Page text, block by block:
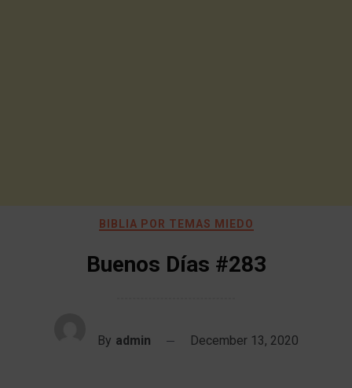
BIBLIA POR TEMAS MIEDO
Buenos Días #283
By admin December 13, 2020